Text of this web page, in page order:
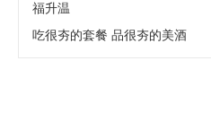
福升温
吃很夯的套餐 品很夯的美酒